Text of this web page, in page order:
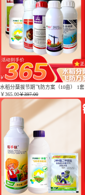
水稻分蘖拔节期飞防方案（10亩） 1套
￥365.00￥397.00